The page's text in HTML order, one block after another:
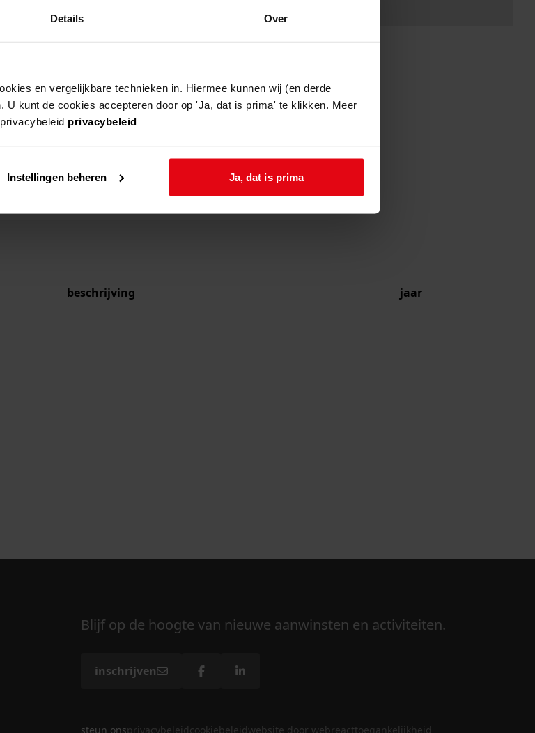
Details Over
en vergelijkbare technieken in. Hiermee kunnen wij (en derde
U kunt de cookies accepteren door op 'Ja, dat is prima' te klikken. Meer
privacybeleid
Instellingen beheren Ja, dat is prima
beschrijving jaar
Blijf op de hoogte van nieuwe aanwinsten en activiteiten.
inschrijven
steun onsprivacybeleidcookiebeleidwebsite door webreacttoegankelijkheid